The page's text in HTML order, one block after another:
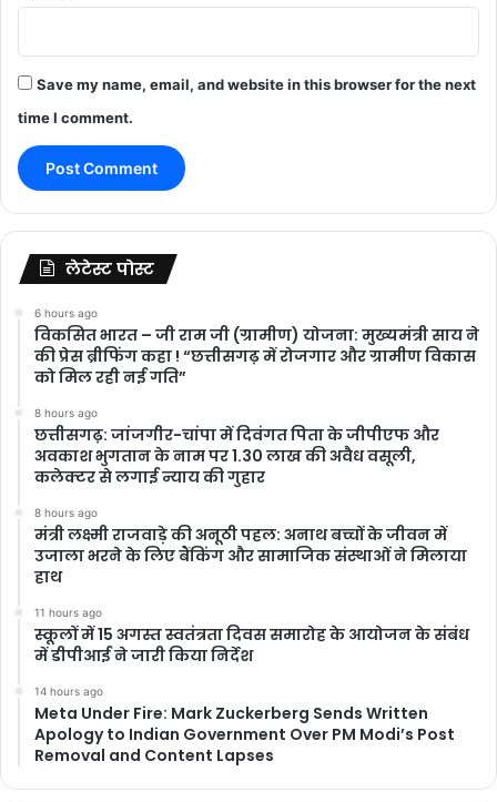
Save my name, email, and website in this browser for the next
time I comment.
लेटेस्ट पोस्ट
6 hours ago
विकसित भारत – जी राम जी (ग्रामीण) योजना: मुख्यमंत्री साय ने
की प्रेस ब्रीफिंग कहा ! “छत्तीसगढ़ में रोजगार और ग्रामीण विकास
को मिल रही नई गति”
8 hours ago
छत्तीसगढ़: जांजगीर-चांपा में दिवंगत पिता के जीपीएफ और
अवकाश भुगतान के नाम पर 1.30 लाख की अवैध वसूली,
कलेक्टर से लगाई न्याय की गुहार
8 hours ago
मंत्री लक्ष्मी राजवाड़े की अनूठी पहल: अनाथ बच्चों के जीवन में
उजाला भरने के लिए बैंकिंग और सामाजिक संस्थाओं ने मिलाया
हाथ
11 hours ago
स्कूलों में 15 अगस्त स्वतंत्रता दिवस समारोह के आयोजन के संबंध
में डीपीआई ने जारी किया निर्देश
14 hours ago
Meta Under Fire: Mark Zuckerberg Sends Written
Apology to Indian Government Over PM Modi’s Post
Removal and Content Lapses